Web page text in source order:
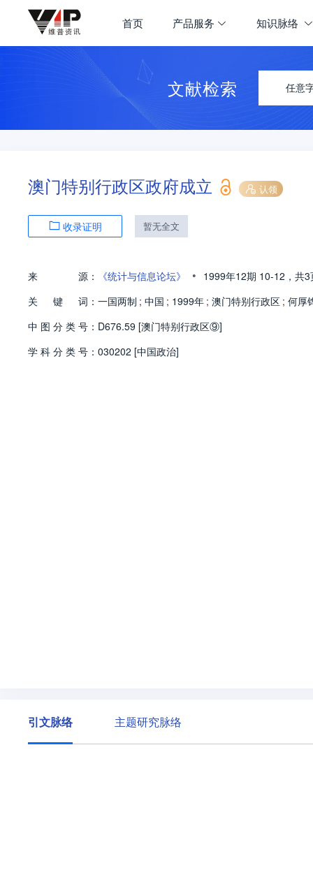
首页 产品服务 知识脉络
文献检索 任意
澳门特别行政区政府成立 认领
收录证明 暂无全文
来 源： 《统计与信息论坛》 • 1999年12期 10-12， 共3
关
键 词： 一国两制 ; 中国 ; 1999年 ; 澳门特别行政区 ; 何厚
中 图 分 类 号： D676.59 [澳门特别行政区⑨]
学 科 分 类 号： 030202 [中国政治]
引文脉络 主题研究脉络